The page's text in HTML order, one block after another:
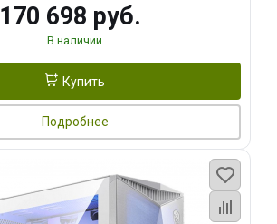
170 698 руб.
В наличии
Купить
Подробнее